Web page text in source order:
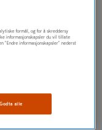
formål, og for å skreddersy
informasjonskapsler du vil tillate
"Endre informasjonskapsler" nederst
Godta alle